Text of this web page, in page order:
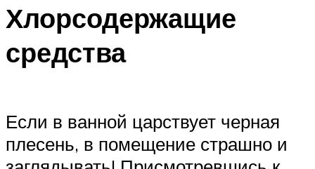
Хлорсодержащие
средства
Если в ванной царствует черная
плесень, в помещение страшно и